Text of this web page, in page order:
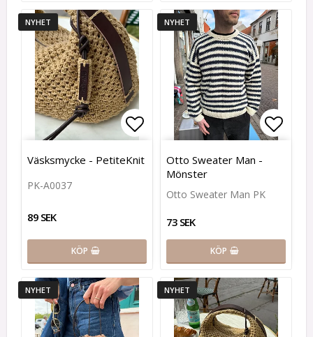
NYHET
Lägg till i favoritlistan
Väsksmycke - PetiteKnit
PK-A0037
89 SEK
KÖP
NYHET
Otto Sweater Man -
Mönster
Otto Sweater Man PK
73 SEK
KÖP
NYHET NYHET